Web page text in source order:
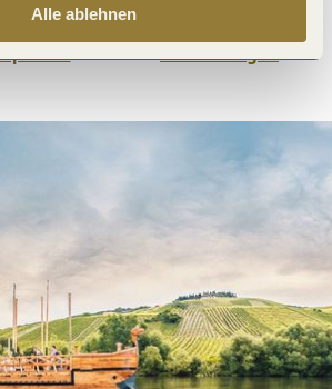
Alle ablehnen